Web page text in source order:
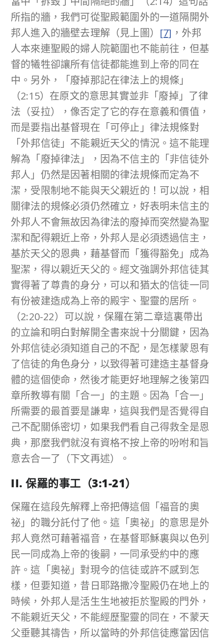
所指的牆，我們可從聖殿範圍外的一道隔開外
邦人進入的牆壁去理解（見上圖） [7] ，外邦
人本來連聖殿的婦人院範圍也不能前往，但基
督的犧牲卻讓所有信徒都能進到上帝的同在
中。另外，「廢掉那記在律法上的規條」
（2:15）在原文的意思其實並非「廢掉」了律
法（妥拉），像否定了它的存在意義和價值，
而是要指出基督現在「可停止」律法規條對
「外邦信徒」不能親近天父的情況。這不能理
解為「廢掉律法」，因為不信主的「非信徒外
邦人」仍然是因著相關的律法規條而定為不
潔，受限制地不能與天父親近的！可以說，相
關律法的規條必須仍然確立，好表明未信主的
外邦人不會無故因為律法的廢掉而突然變為聖
潔和配得親近上帝，外邦人是必須透過信主，
基於天父的恩典，藉基督而「獲得豁免」成為
聖潔，得以親近天父的。經文強調外邦信徒其
實得著了尊貴的身分，可以和猶太的信徒一同
有份被建造成為上帝的殿宇、聖靈的居所。
（2:20-22）可以說，保羅在第二章這裏帶出
的立論和明白對解開全書來說十分關鍵，因為
外邦信徒必須知道自己的不配，是怎樣蒙恩有
了信徒的角色身分，以致得著可建造主基督身
體的這個使命，然後才能更好地理解之後第四
章所教導有關「合一」的主題。因為「合一」
所需要的最首要是謙卑，這與我們是否覺得自
己不配關係密切，如果我們看自己得救全是恩
典，那麼我們就沒有資格不按上帝的吩咐和旨
意去合一了（下文再述）。
II. 保羅的事工（3:1-21）
保羅在這段先解釋上帝把傳這個「福音的奧
祕」的職分託付了他。這「奧祕」的意思是外
邦人竟然可藉著福音，在基督耶穌裏與以色列
民一同成為上帝的後嗣，一同承受約中的應
許。這「奧祕」對現今的信徒或許不感到怎
樣，但要知道，昔日耶路撒冷聖殿仍在地上的
時候，外邦人是活生生地被拒於聖殿的門外，
不能親近天父，不能經歷聖靈的同在，不蒙天
父垂聽其禱告，所以當時的外邦信徒應當因信